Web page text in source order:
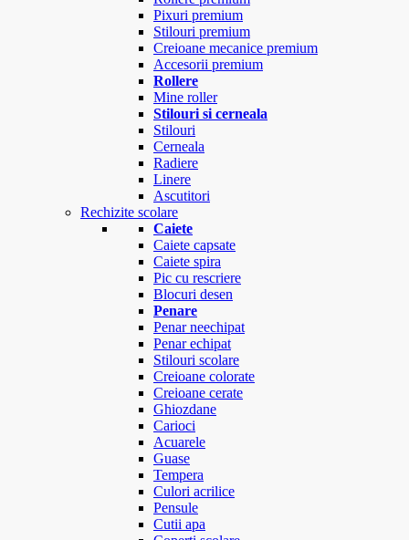
Pixuri premium
Stilouri premium
Creioane mecanice premium
Accesorii premium
Rollere
Mine roller
Stilouri si cerneala
Stilouri
Cerneala
Radiere
Linere
Ascutitori
Rechizite scolare
Caiete
Caiete capsate
Caiete spira
Pic cu rescriere
Blocuri desen
Penare
Penar neechipat
Penar echipat
Stilouri scolare
Creioane colorate
Creioane cerate
Ghiozdane
Carioci
Acuarele
Guase
Tempera
Culori acrilice
Pensule
Cutii apa